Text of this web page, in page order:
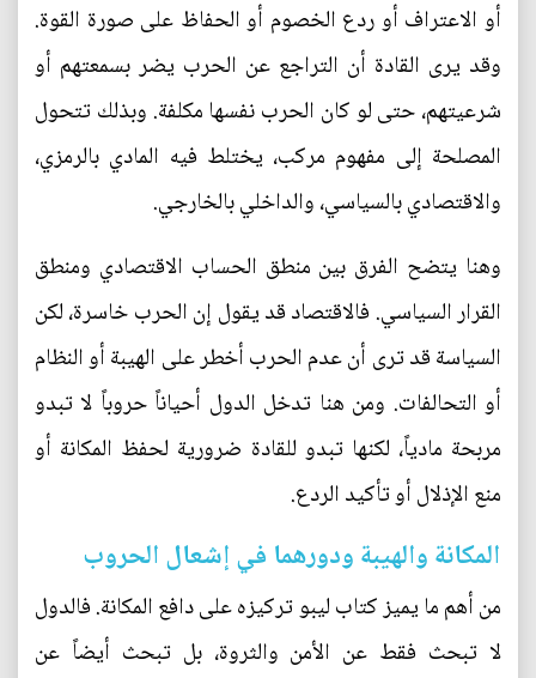
أو الاعتراف أو ردع الخصوم أو الحفاظ على صورة القوة.
وقد يرى القادة أن التراجع عن الحرب يضر بسمعتهم أو
شرعيتهم، حتى لو كان الحرب نفسها مكلفة. وبذلك تتحول
المصلحة إلى مفهوم مركب، يختلط فيه المادي بالرمزي،
والاقتصادي بالسياسي، والداخلي بالخارجي.
وهنا يتضح الفرق بين منطق الحساب الاقتصادي ومنطق
القرار السياسي. فالاقتصاد قد يقول إن الحرب خاسرة، لكن
السياسة قد ترى أن عدم الحرب أخطر على الهيبة أو النظام
أو التحالفات. ومن هنا تدخل الدول أحياناً حروباً لا تبدو
مربحة مادياً، لكنها تبدو للقادة ضرورية لحفظ المكانة أو
منع الإذلال أو تأكيد الردع.
المكانة والهيبة ودورهما في إشعال الحروب
من أهم ما يميز كتاب ليبو تركيزه على دافع المكانة. فالدول
لا تبحث فقط عن الأمن والثروة، بل تبحث أيضاً عن